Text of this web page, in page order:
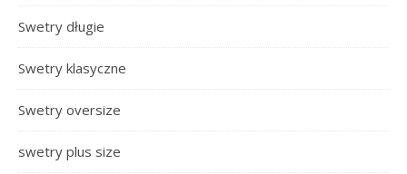
Swetry długie
Swetry klasyczne
Swetry oversize
swetry plus size